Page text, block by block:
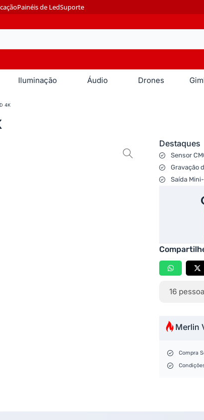
Painéis de LedSuporte
Iluminação Áudio Drones
4K
Destaques
Sensor
Gravação
Saída
16
Merlin
Compra